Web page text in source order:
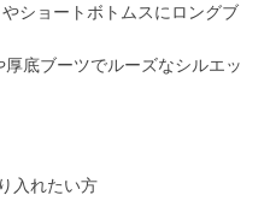
ショートボトムスにロングブ
底ブーツでルーズなシルエッ
入れたい方